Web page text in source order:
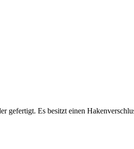
Es besitzt einen